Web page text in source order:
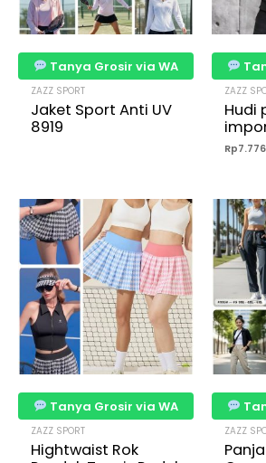
Tanya Grosir via WA
ZAZZ SPORT
Jaket Sport Anti UV
8919
ZAZZ
Hudi
Rp7.776
Tanya Grosir via WA
ZAZZ SPORT
Hightwaist Rok
ZAZZ